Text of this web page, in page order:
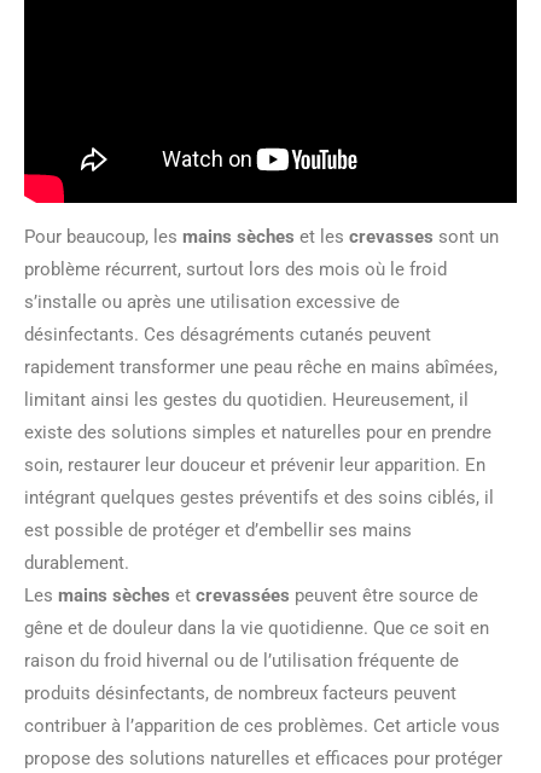
Pour beaucoup, les mains sèches et les crevasses sont un
problème récurrent, surtout lors des mois où le froid
s’installe ou après une utilisation excessive de
désinfectants. Ces désagréments cutanés peuvent
rapidement transformer une peau rêche en mains abîmées,
limitant ainsi les gestes du quotidien. Heureusement, il
existe des solutions simples et naturelles pour en prendre
soin, restaurer leur douceur et prévenir leur apparition. En
intégrant quelques gestes préventifs et des soins ciblés, il
est possible de protéger et d’embellir ses mains
durablement.
Les mains sèches et crevassées peuvent être source de
gêne et de douleur dans la vie quotidienne. Que ce soit en
raison du froid hivernal ou de l’utilisation fréquente de
produits désinfectants, de nombreux facteurs peuvent
contribuer à l’apparition de ces problèmes. Cet article vous
propose des solutions naturelles et efficaces pour protéger